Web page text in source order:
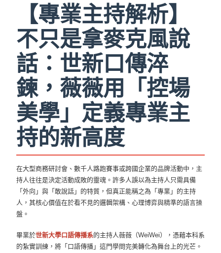
【專業主持解析】
不只是拿麥克風說
話：世新口傳淬
鍊，薇薇用「控場
美學」定義專業主
持的新高度
在大型商務研討會、數千人路跑賽事或跨國企業的品牌活動中，主
持人往往是決定活動成敗的靈魂。許多人誤以為主持人只需具備
「外向」與「敢說話」的特質，但真正能稱之為「專業」的主持
人，其核心價值在於看不見的邏輯架構、心理博弈與精準的語言操
盤。
畢業於世新大學口語傳播系的主持人薇薇（WeiWei），憑藉本科系
的紮實訓練，將「口語傳播」這門學問完美轉化為舞台上的光芒。